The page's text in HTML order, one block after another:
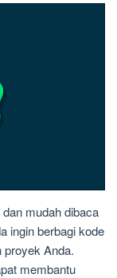
mudah dibaca
ingin berbagi kode
proyek Anda.
membantu